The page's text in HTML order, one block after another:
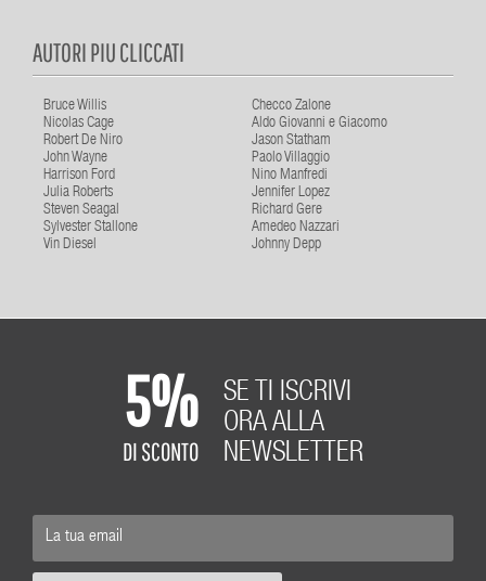
AUTORI PIU CLICCATI
Bruce Willis
Checco Zalone
Nicolas Cage
Aldo Giovanni e Giacomo
Robert De Niro
Jason Statham
John Wayne
Paolo Villaggio
Harrison Ford
Nino Manfredi
Julia Roberts
Jennifer Lopez
Steven Seagal
Richard Gere
Sylvester Stallone
Amedeo Nazzari
Vin Diesel
Johnny Depp
5%
DI SCONTO
SE TI ISCRIVI
ORA ALLA
NEWSLETTER